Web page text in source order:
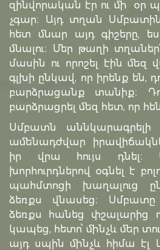
զինվորական էր ու մի օր
չգար։ Այդ տղան
հետ մնար այդ գիշերը,
մնալու։ Մեր թաղի
մասին ու որոշել էին մեզ
գլխի ընկավ, որ իրենք են,
բարձրացանք տանիք։
բարձրացրել մեզ հետ, որ
Սմբատն աննկարագրելի
ամենադժվար
իր վրա հույս դնել։
խորհուրդներով օգնել է
պահմտոցի խաղալուց
ձեռքս վնասեց։ Սմբատը
ձեռքս հանեց փշալարից
կապեց, հետո՝ մինչև մեր
այդ սպին մինչև հիմա էլ